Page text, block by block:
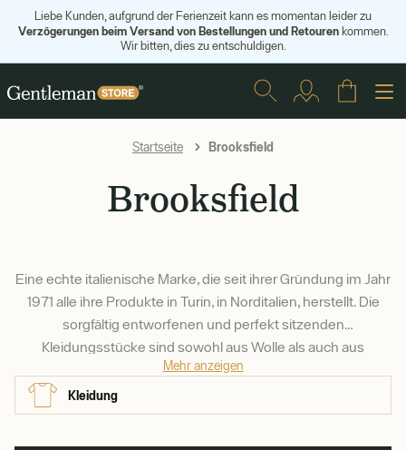
Liebe Kunden, aufgrund der Ferienzeit kann es momentan leider zu
Verzögerungen beim Versand von Bestellungen und Retourenkommen.
Wir bitten, dies zu entschuldigen.
Startseite Brooksfield
Brooksfield
Eine echte italienische Marke, die seit ihrer Gründung im Jahr
1971 alle ihre Produkte in Turin, in Norditalien, herstellt. Die
sorgfältig entworfenen und perfekt sitzenden
Kleidungsstücke sind sowohl aus Wolle als auch aus
Baumwolle in den verschiedensten Formen erhältlich, von
Chinos über Rollkragenpullover bis hin zu Cordjacken. Buon
acquisto!
Mehr anzeigen
Kleidung